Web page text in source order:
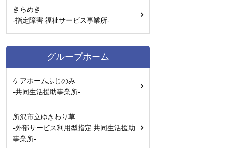
きらめき
-指定障害 福祉サービス事業所-
グループホーム
ケアホームふじのみ
-共同生活援助事業所-
所沢市立ゆきわり草
-外部サービス利用型指定 共同生活援助
事業所-